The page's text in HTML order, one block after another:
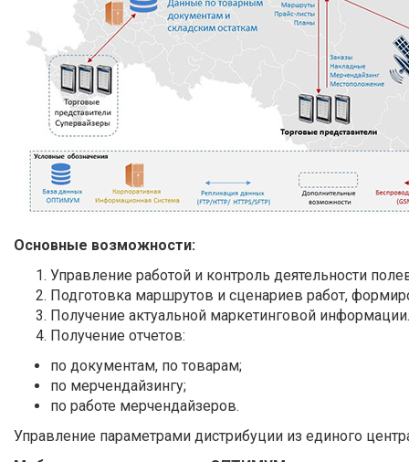
Основные возможности:
Управление работой и контроль деятельности
Подготовка маршрутов и сценариев работ,
Получение актуальной маркетинговой информации.
Получение отчетов:
по документам, по товарам;
по мерчендайзингу;
по работе мерчендайзеров.
Управление параметрами дистрибуции из единого